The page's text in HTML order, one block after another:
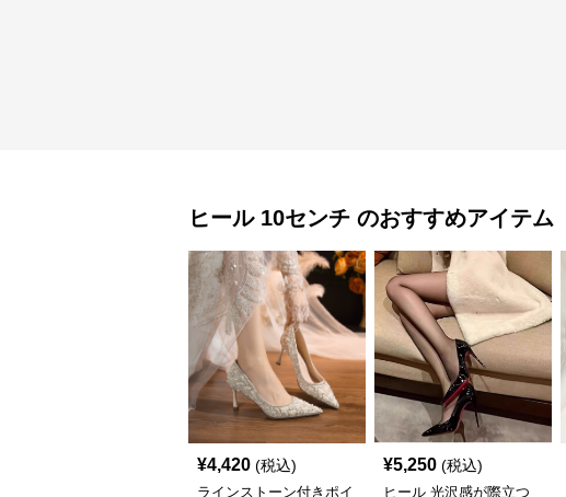
ヒール 10センチ のおすすめアイテム
¥4,420 (税込)
ラインストーン付きポイ
¥5,250 (税込)
ヒール 光沢感が際立つ